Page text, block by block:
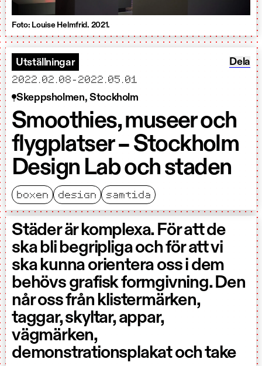
Foto: Louise Helmfrid. 2021.
Utställningar
startar
2022.02.08- slutar
2022.05.01
Dela
Dela
Skeppsholmen, Stockholm
Smoothies, museer och
flygplatser – Stockholm
Design Lab och staden
boxen design samtida
Städer är komplexa. För att de
ska bli begripliga och för att vi
ska kunna orientera oss i dem
behövs grafisk formgivning. Den
når oss från klistermärken,
taggar, skyltar, appar,
vägmärken,
demonstrationsplakat och take